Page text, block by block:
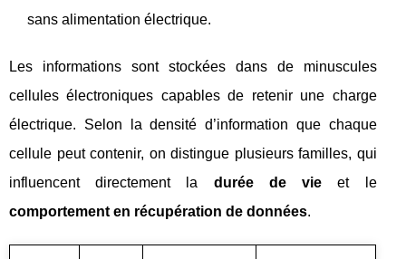
sans alimentation électrique.
Les informations sont stockées dans de minuscules
cellules électroniques capables de retenir une charge
électrique. Selon la densité d’information que chaque
cellule peut contenir, on distingue plusieurs familles, qui
influencent directement la durée de vie et le
comportement en récupération de données.